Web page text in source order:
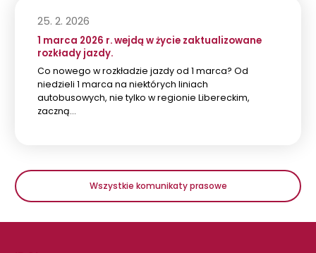
25. 2. 2026
1 marca 2026 r. wejdą w życie zaktualizowane
rozkłady jazdy.
Co nowego w rozkładzie jazdy od 1 marca? Od
niedzieli 1 marca na niektórych liniach
autobusowych, nie tylko w regionie Libereckim,
zaczną…
Wszystkie komunikaty prasowe